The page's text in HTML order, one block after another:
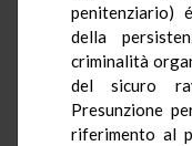
penitenziario)
della
criminalità
del sicuro
Presunzione
riferimento al